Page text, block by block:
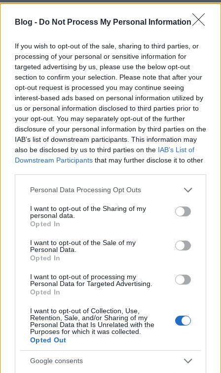
Blog - Do Not Process My Personal Information
If you wish to opt-out of the sale, sharing to third parties, or
processing of your personal or sensitive information for
targeted advertising by us, please use the below opt-out
section to confirm your selection. Please note that after your
opt-out request is processed you may continue seeing
interest-based ads based on personal information utilized by
us or personal information disclosed to third parties prior to
your opt-out. You may separately opt-out of the further
disclosure of your personal information by third parties on the
IAB’s list of downstream participants. This information may
also be disclosed by us to third parties on the IAB’s List of
Downstream Participants that may further disclose it to other
Please note that this website/app uses one or more Google
not limited to your visit or usage behaviour. You may click to
grant or deny consent to Google and its third-party tags to
use your data for below specified purposes in below Google
consent section.
Personal Data Processing Opt Outs
I want to opt-out of the Sharing of my
personal data.
Opted In
I want to opt-out of the Sale of my
Personal Data.
Opted In
I want to opt-out of processing my
Personal Data for Targeted Advertising.
Opted In
I want to opt-out of Collection, Use,
Retention, Sale, and/or Sharing of my
Personal Data that Is Unrelated with the
Purposes for which it was collected.
Opted Out
Google consents
Az az átkozott 62-es busz -
Közlekedési gondok a Rózsadombon -
1988. február
tomikgb •2014. május 19.
Kertvárosiak emlékezetében. A járat a Nevelési
Központot kötötte össze a Rózsadombi ...